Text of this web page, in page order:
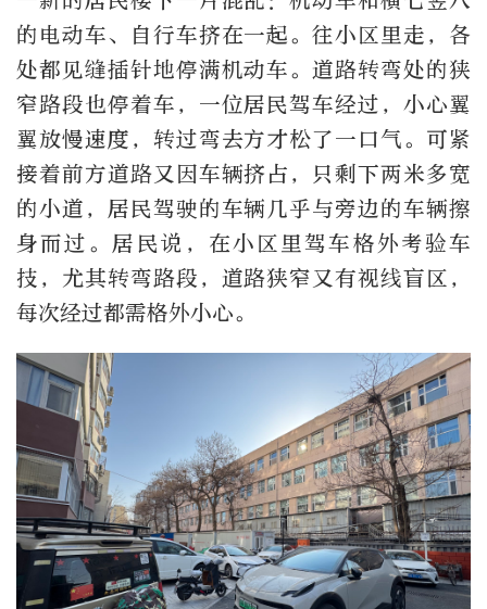
的电动车、自行车挤在一起。往小区里走，各
处都见缝插针地停满机动车。道路转弯处的狭
窄路段也停着车，一位居民驾车经过，小心翼
翼放慢速度，转过弯去方才松了一口气。可紧
接着前方道路又因车辆挤占，只剩下两米多宽
的小道，居民驾驶的车辆几乎与旁边的车辆擦
身而过。居民说，在小区里驾车格外考验车
技，尤其转弯路段，道路狭窄又有视线盲区，
每次经过都需格外小心。